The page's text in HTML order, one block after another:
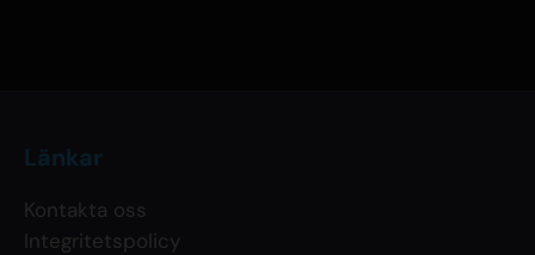
Länkar
Kontakta oss
Integritetspolicy